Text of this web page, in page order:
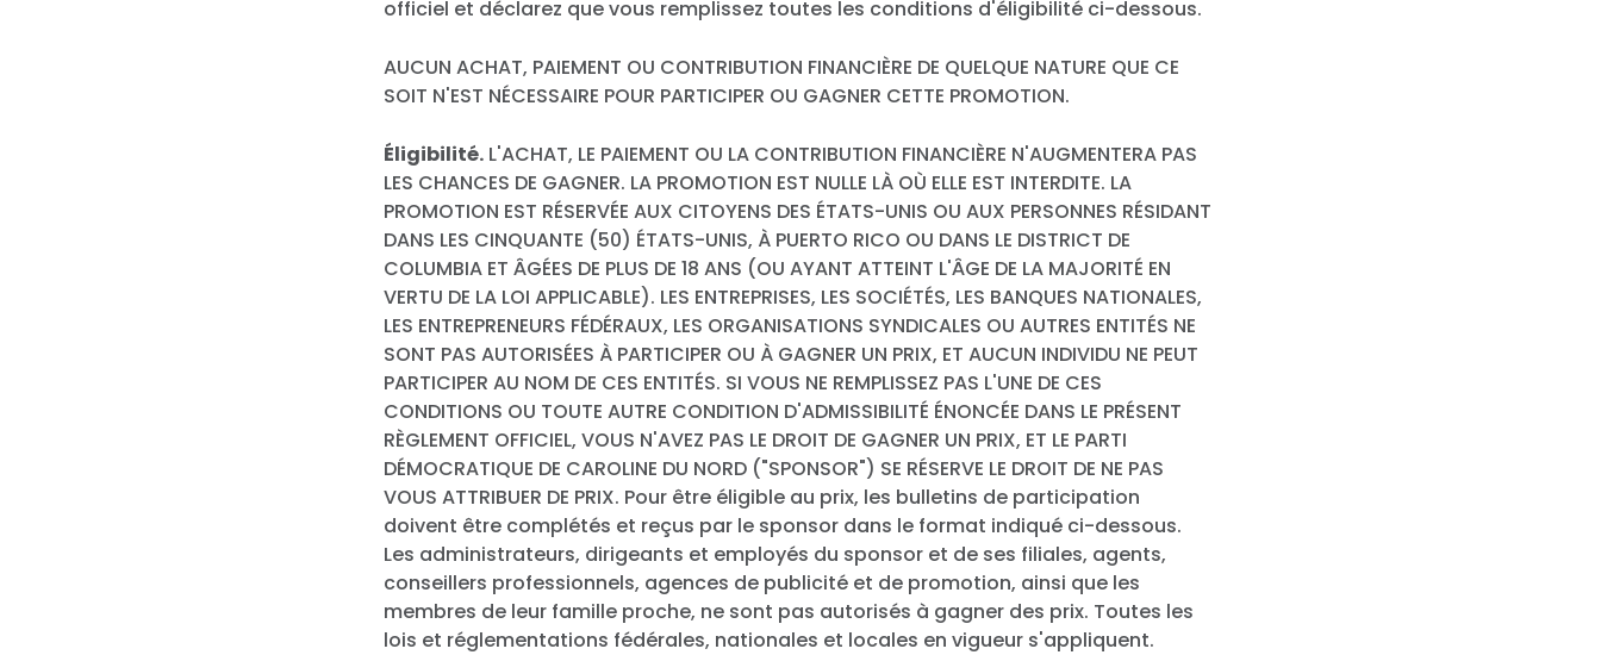
officiel et déclarez que vous remplissez toutes les conditions d'éligibilité ci-dessous.
AUCUN ACHAT, PAIEMENT OU CONTRIBUTION FINANCIÈRE DE QUELQUE NATURE QUE CE
SOIT N'EST NÉCESSAIRE POUR PARTICIPER OU GAGNER CETTE PROMOTION.
Éligibilité. L'ACHAT, LE PAIEMENT OU LA CONTRIBUTION FINANCIÈRE N'AUGMENTERA PAS
LES CHANCES DE GAGNER. LA PROMOTION EST NULLE LÀ OÙ ELLE EST INTERDITE. LA
PROMOTION EST RÉSERVÉE AUX CITOYENS DES ÉTATS-UNIS OU AUX PERSONNES RÉSIDANT
DANS LES CINQUANTE (50) ÉTATS-UNIS, À PUERTO RICO OU DANS LE DISTRICT DE
COLUMBIA ET ÂGÉES DE PLUS DE 18 ANS (OU AYANT ATTEINT L'ÂGE DE LA MAJORITÉ EN
VERTU DE LA LOI APPLICABLE). LES ENTREPRISES, LES SOCIÉTÉS, LES BANQUES NATIONALES,
LES ENTREPRENEURS FÉDÉRAUX, LES ORGANISATIONS SYNDICALES OU AUTRES ENTITÉS NE
SONT PAS AUTORISÉES À PARTICIPER OU À GAGNER UN PRIX, ET AUCUN INDIVIDU NE PEUT
PARTICIPER AU NOM DE CES ENTITÉS. SI VOUS NE REMPLISSEZ PAS L'UNE DE CES
CONDITIONS OU TOUTE AUTRE CONDITION D'ADMISSIBILITÉ ÉNONCÉE DANS LE PRÉSENT
RÈGLEMENT OFFICIEL, VOUS N'AVEZ PAS LE DROIT DE GAGNER UN PRIX, ET LE PARTI
DÉMOCRATIQUE DE CAROLINE DU NORD ("SPONSOR") SE RÉSERVE LE DROIT DE NE PAS
VOUS ATTRIBUER DE PRIX. Pour être éligible au prix, les bulletins de participation
doivent être complétés et reçus par le sponsor dans le format indiqué ci-dessous.
Les administrateurs, dirigeants et employés du sponsor et de ses filiales, agents,
conseillers professionnels, agences de publicité et de promotion, ainsi que les
membres de leur famille proche, ne sont pas autorisés à gagner des prix. Toutes les
lois et réglementations fédérales, nationales et locales en vigueur s'appliquent.